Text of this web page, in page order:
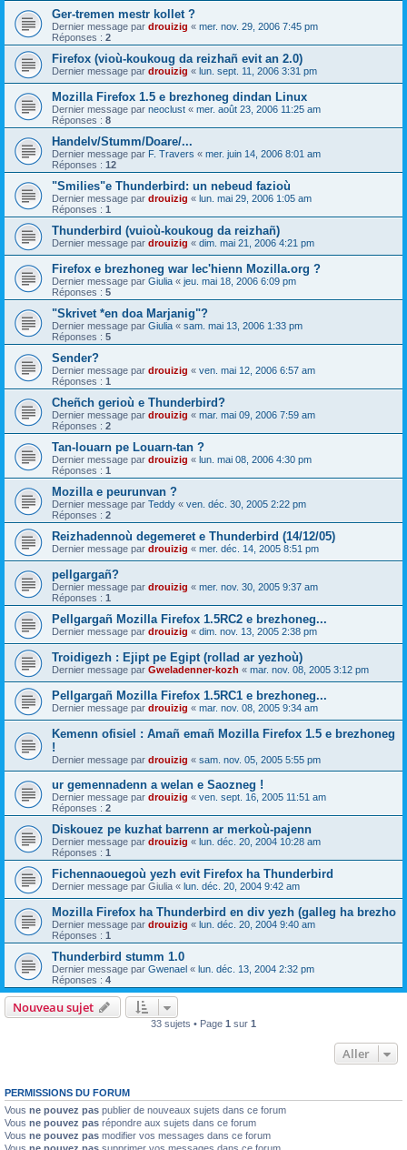
Ger-tremen mestr kollet ?
Dernier message par drouizig « mer. nov. 29, 2006 7:45 pm
Réponses : 2
Firefox (vioù-koukoug da reizhañ evit an 2.0)
Dernier message par drouizig « lun. sept. 11, 2006 3:31 pm
Mozilla Firefox 1.5 e brezhoneg dindan Linux
Dernier message par neoclust « mer. août 23, 2006 11:25 am
Réponses : 8
Handelv/Stumm/Doare/...
Dernier message par F. Travers « mer. juin 14, 2006 8:01 am
Réponses : 12
"Smilies"e Thunderbird: un nebeud fazioù
Dernier message par drouizig « lun. mai 29, 2006 1:05 am
Réponses : 1
Thunderbird (vuioù-koukoug da reizhañ)
Dernier message par drouizig « dim. mai 21, 2006 4:21 pm
Firefox e brezhoneg war lec'hienn Mozilla.org ?
Dernier message par Giulia « jeu. mai 18, 2006 6:09 pm
Réponses : 5
"Skrivet *en doa Marjanig"?
Dernier message par Giulia « sam. mai 13, 2006 1:33 pm
Réponses : 5
Sender?
Dernier message par drouizig « ven. mai 12, 2006 6:57 am
Réponses : 1
Cheñch gerioù e Thunderbird?
Dernier message par drouizig « mar. mai 09, 2006 7:59 am
Réponses : 2
Tan-louarn pe Louarn-tan ?
Dernier message par drouizig « lun. mai 08, 2006 4:30 pm
Réponses : 1
Mozilla e peurunvan ?
Dernier message par Teddy « ven. déc. 30, 2005 2:22 pm
Réponses : 2
Reizhadennoù degemeret e Thunderbird (14/12/05)
Dernier message par drouizig « mer. déc. 14, 2005 8:51 pm
pellgargañ?
Dernier message par drouizig « mer. nov. 30, 2005 9:37 am
Réponses : 1
Pellgargañ Mozilla Firefox 1.5RC2 e brezhoneg...
Dernier message par drouizig « dim. nov. 13, 2005 2:38 pm
Troidigezh : Ejipt pe Egipt (rollad ar yezhoù)
Dernier message par Gweladenner-kozh « mar. nov. 08, 2005 3:12 pm
Pellgargañ Mozilla Firefox 1.5RC1 e brezhoneg...
Dernier message par drouizig « mar. nov. 08, 2005 9:34 am
Kemenn ofisiel : Amañ emañ Mozilla Firefox 1.5 e brezhoneg
!
Dernier message par drouizig « sam. nov. 05, 2005 5:55 pm
ur gemennadenn a welan e Saozneg !
Dernier message par drouizig « ven. sept. 16, 2005 11:51 am
Réponses : 2
Diskouez pe kuzhat barrenn ar merkoù-pajenn
Dernier message par drouizig « lun. déc. 20, 2004 10:28 am
Réponses : 1
Fichennaouegoù yezh evit Firefox ha Thunderbird
Dernier message par Giulia « lun. déc. 20, 2004 9:42 am
Mozilla Firefox ha Thunderbird en div yezh (galleg ha brezho
Dernier message par drouizig « lun. déc. 20, 2004 9:40 am
Réponses : 1
Thunderbird stumm 1.0
Dernier message par Gwenael « lun. déc. 13, 2004 2:32 pm
Réponses : 4
Nouveau sujet
33 sujets • Page 1 sur 1
Aller
PERMISSIONS DU FORUM
Vous ne pouvez pas publier de nouveaux sujets dans ce forum
Vous ne pouvez pas répondre aux sujets dans ce forum
Vous ne pouvez pas modifier vos messages dans ce forum